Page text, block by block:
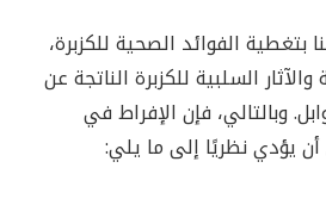
الفوائد الصحية للكزبرة،
السلبية للكزبرة الناتجة عن
وبالتالي، فإن الإفراط في
يؤدي نظريًا إلى ما يلي: